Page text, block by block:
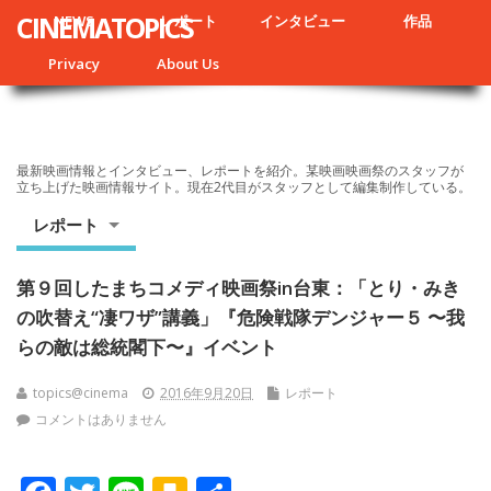
NEWS レポート インタビュー 作品
Privacy About Us
CINEMATOPICS
最新映画情報とインタビュー、レポートを紹介。某映画映画祭のスタッフが
立ち上げた映画情報サイト。現在2代目がスタッフとして編集制作している。
レポート
第９回したまちコメディ映画祭in台東：「とり・みき
の吹替え“凄ワザ”講義」『危険戦隊デンジャー５ 〜我
らの敵は総統閣下〜』イベント
topics@cinema 2016年9月20日
レポート
コメントはありません